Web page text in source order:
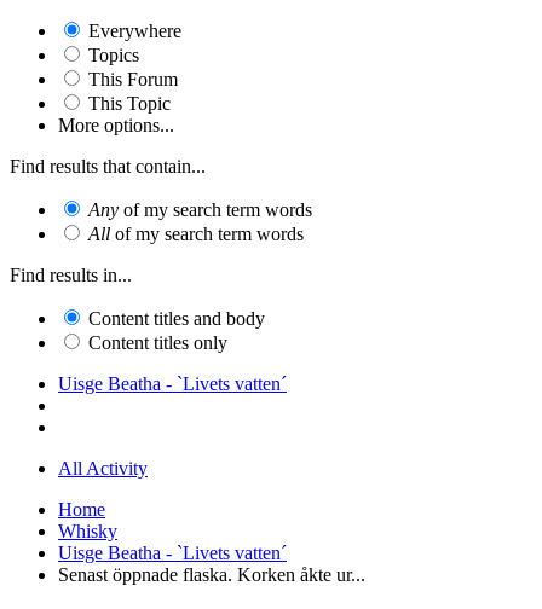
Everywhere
Topics
This Forum
This Topic
More options...
Find results that contain...
Any of my search term words
All of my search term words
Find results in...
Content titles and body
Content titles only
Uisge Beatha - `Livets vatten´
All Activity
Home
Whisky
Uisge Beatha - `Livets vatten´
Senast öppnade flaska. Korken åkte ur...